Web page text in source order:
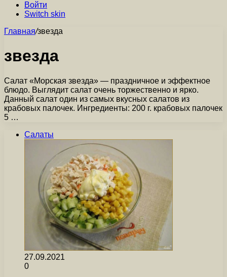
Войти
Switch skin
Главная/звезда
звезда
Салат «Морская звезда» — праздничное и эффектное
блюдо. Выглядит салат очень торжественно и ярко.
Данный салат один из самых вкусных салатов из
крабовых палочек. Ингредиенты: 200 г. крабовых палочек
5 …
Салаты
27.09.2021
0